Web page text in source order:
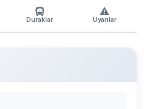
Duraklar Uyarılar